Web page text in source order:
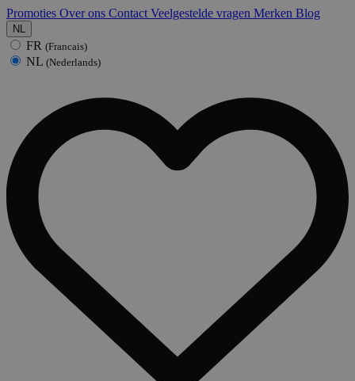
Promoties Over ons Contact Veelgestelde vragen Merken Blog
NL
FR (Francais)
NL (Nederlands)